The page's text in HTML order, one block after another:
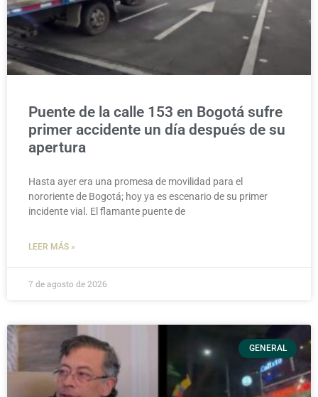
Puente de la calle 153 en Bogotá sufre
primer accidente un día después de su
apertura
Hasta ayer era una promesa de movilidad para el
nororiente de Bogotá; hoy ya es escenario de su primer
incidente vial. El flamante puente de
LEER MÁS »
7 de agosto de 2026
GENERAL